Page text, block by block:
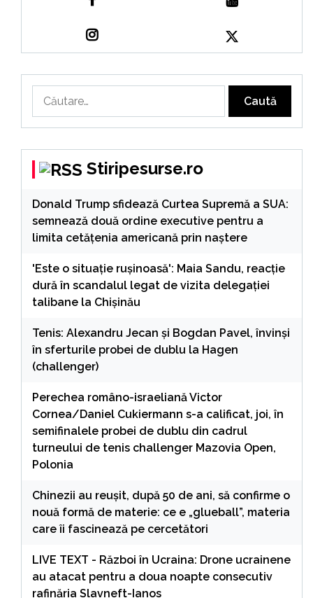
după:
Stiripesurse.ro
Donald Trump sfidează Curtea Supremă a SUA:
semnează două ordine executive pentru a
limita cetățenia americană prin naștere
'Este o situație rușinoasă': Maia Sandu, reacție
dură în scandalul legat de vizita delegației
talibane la Chișinău
Tenis: Alexandru Jecan şi Bogdan Pavel, învinşi
în sferturile probei de dublu la Hagen
(challenger)
Perechea româno-israeliană Victor
Cornea/Daniel Cukiermann s-a calificat, joi, în
semifinalele probei de dublu din cadrul
turneului de tenis challenger Mazovia Open,
Polonia
Chinezii au reușit, după 50 de ani, să confirme o
nouă formă de materie: ce e „glueball”, materia
care îi fascinează pe cercetători
LIVE TEXT - Război în Ucraina: Drone ucrainene
au atacat pentru a doua noapte consecutiv
rafinăria Slavneft-Ianos